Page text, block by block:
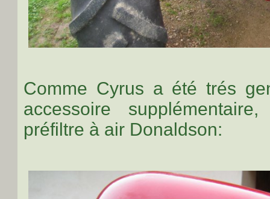
Comme Cyrus a été trés
accessoire
préfiltre à air Donaldson: